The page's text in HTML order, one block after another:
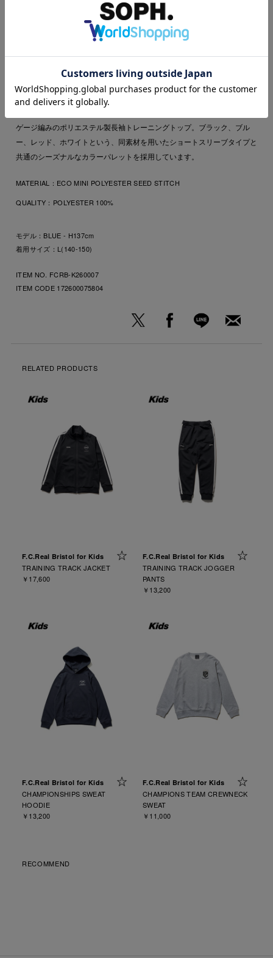
店舗在庫を探す
店舗受取可
ゲージ編みのポリエステル製長袖トレーニングトップ。ブラック、ブル
ー、レッド、ホワイトという、同素材を用いたショートスリーブタイプと
共通のシーズナルなカラーパレットを採用しています。
MATERIAL： ECO MINI POLYESTER SEED STITCH
QUALITY： POLYESTER 100%
モデル：BLUE - H137cm
着用サイズ：L(140-150)
ITEM NO. FCRB-K260007
ITEM CODE 172600075804
RELATED PRODUCTS
F.C.Real Bristol for Kids
TRAINING TRACK JACKET
￥17,600
F.C.Real Bristol for Kids
TRAINING TRACK JOGGER
PANTS
￥13,200
F.C.Real Bristol for Kids
CHAMPIONSHIPS SWEAT
HOODIE
￥13,200
F.C.Real Bristol for Kids
CHAMPIONS TEAM CREWNECK
SWEAT
￥11,000
RECOMMEND